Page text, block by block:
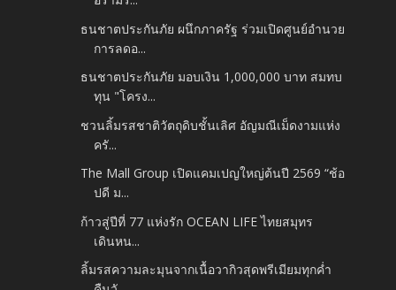
ธนชาตประกันภัย ผนึกภาครัฐ ร่วมเปิดศูนย์อำนวย
การลดอ...
ธนชาตประกันภัย มอบเงิน 1,000,000 บาท สมทบ
ทุน "โครง...
ชวนลิ้มรสชาติวัตถุดิบชั้นเลิศ อัญมณีเม็ดงามแห่ง
ครั...
The Mall Group เปิดแคมเปญใหญ่ต้นปี 2569 “ช้อ
ปดี ม...
ก้าวสู่ปีที่ 77 แห่งรัก OCEAN LIFE ไทยสมุทร
เดินหน...
ลิ้มรสความละมุนจากเนื้อวากิวสุดพรีเมียมทุกค่ำ